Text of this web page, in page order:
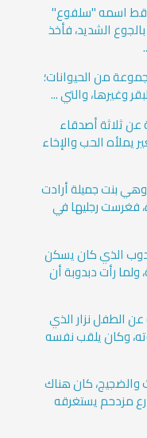
قط اسمه "سلفوع"
الشديد، فأخذ
من الحيوانات؛
وغيرها، والتي ...
عن ثلاثة أصدقاء
الحب والإخاء
بنت جميلة أرادت
فغرست رجليها في
الذي كان يسكن
رأت دبدوبة أن
الطفل نزار الذي
وكان يلقب نفسه
والضجيج، كان هناك
مزدحم يستغرقه